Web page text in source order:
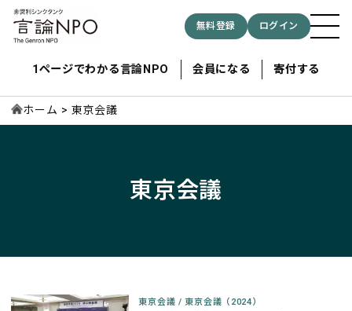
無料登録 ログイン
1ページでわかる言論NPO 会員になる 寄付する
ホーム 東京会議
東京会議
東京会議 / 東京会議（2024）